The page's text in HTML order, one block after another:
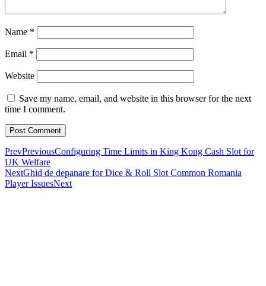
Name *
Email *
Website
Save my name, email, and website in this browser for the next
time I comment.
PrevPreviousConfiguring Time Limits in King Kong Cash Slot for
UK Welfare
NextGhid de depanare for Dice & Roll Slot Common Romania
Player IssuesNext